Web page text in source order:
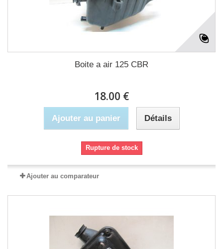
Boite a air 125 CBR
18.00 €
Ajouter au panier Détails
Rupture de stock
Ajouter au comparateur